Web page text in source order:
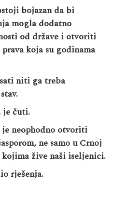
bojazan da bi
mogla dodatno
od države i otvoriti
koja su godinama
niti ga treba
je čuti.
je neophodno otvoriti
ne samo u Crnoj
žive naši iseljenici.
rješenja.